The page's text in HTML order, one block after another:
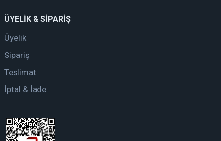
ÜYELİK & SİPARİŞ
Üyelik
Sipariş
Teslimat
İptal & İade